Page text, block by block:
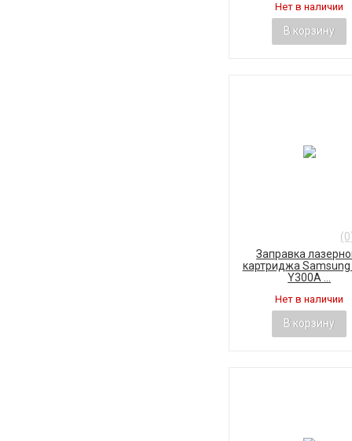
Нет в наличии
В корзину
Заправка
картриджа Samsung
Y300A ...
Нет в наличии
В корзину